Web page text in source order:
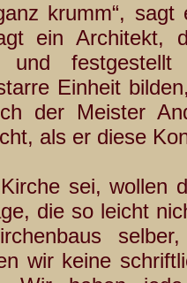
krumm“, sagt
ein Architekt,
und
Einheit
der Meister
als er diese
sei, wollen
die so leicht
wir keine